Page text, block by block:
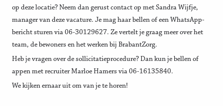
op deze locatie? Neem dan gerust contact op met Sandra Wijfje,
manager van deze vacature. Je mag haar bellen of een WhatsApp-
bericht sturen via 06-30129627. Ze vertelt je graag meer over het
team, de bewoners en het werken bij BrabantZorg.
Heb je vragen over de sollicitatieprocedure? Dan kun je bellen of
appen met recruiter Marloe Hamers via 06-16135840.
We kijken ernaar uit om van je te horen!